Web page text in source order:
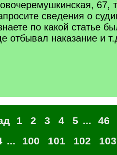
67,
сведения о
по какой статье
отбывал наказание и
1 2 3 4 5 ...
46
... 100 101 102
103